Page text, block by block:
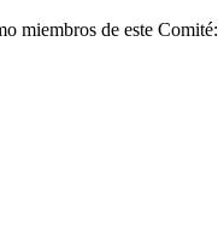
miembros de este Comité: